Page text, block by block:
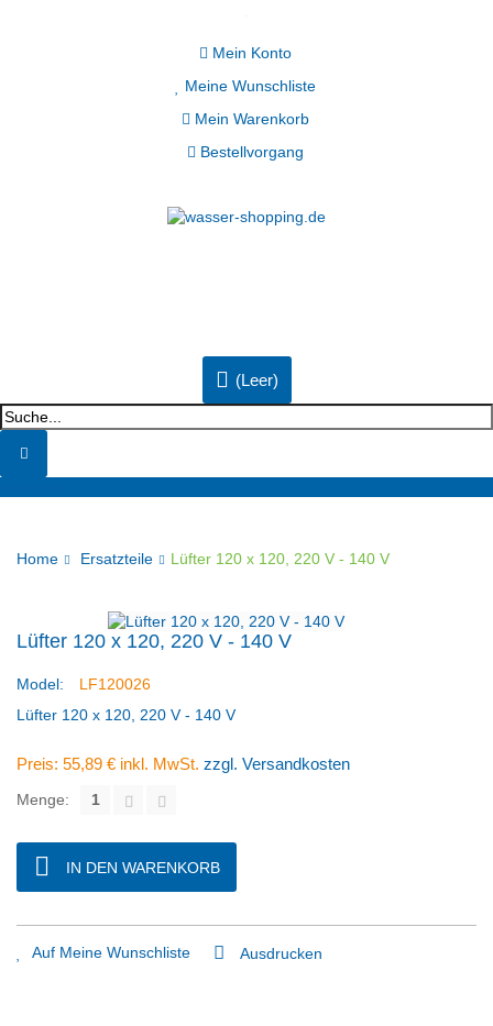
Mein Konto
Meine Wunschliste
Mein Warenkorb
Bestellvorgang
(Leer)
Home Ersatzteile Lüfter 120 x 120, 220 V - 140 V
Lüfter 120 x 120, 220 V - 140 V
Model:
LF120026
Lüfter 120 x 120, 220 V - 140 V
Preis: 55,89 € inkl. MwSt. zzgl. Versandkosten
Menge:
IN DEN WARENKORB
Auf Meine Wunschliste Ausdrucken